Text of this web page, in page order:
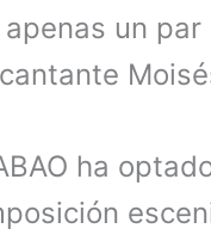
apenas un
ha